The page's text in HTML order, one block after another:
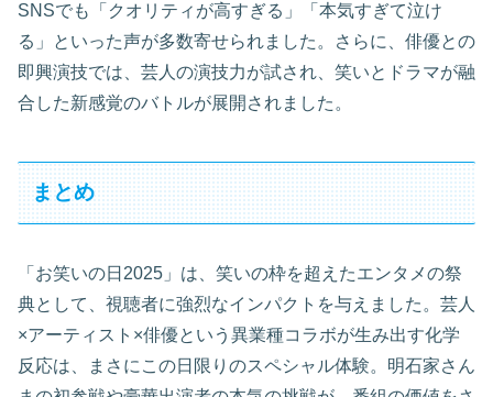
SNSでも「クオリティが高すぎる」「本気すぎて泣け
る」といった声が多数寄せられました。さらに、俳優との
即興演技では、芸人の演技力が試され、笑いとドラマが融
合した新感覚のバトルが展開されました。
まとめ
「お笑いの日2025」は、笑いの枠を超えたエンタメの祭
典として、視聴者に強烈なインパクトを与えました。芸人
×アーティスト×俳優という異業種コラボが生み出す化学
反応は、まさにこの日限りのスペシャル体験。明石家さん